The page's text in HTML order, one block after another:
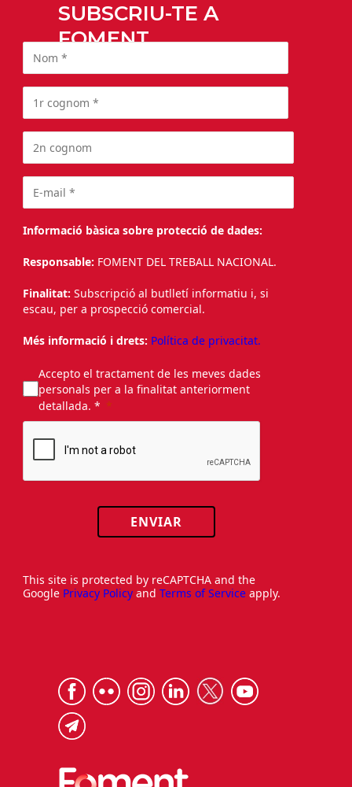
SUBSCRIU-TE A
FOMENT
Informació bàsica sobre protecció de dades:
Responsable: FOMENT DEL TREBALL NACIONAL.
Finalitat: Subscripció al butlletí informatiu i, si
escau, per a prospecció comercial.
Més informació i drets: Política de privacitat.
Accepto el tractament de les meves dades
personals per a la finalitat anteriorment
detallada. *
ENVIAR
This site is protected by reCAPTCHA and the
Google Privacy Policy and Terms of Service apply.